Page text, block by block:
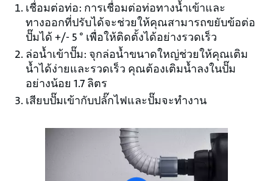
เชื่อมต่อท่อ: การเชื่อมต่อท่อทางน้ำเข้าและ
ทางออกที่ปรับได้จะช่วยให้คุณสามารถขยับข้อต่อ
ปั๊มได้ +/- 5 ° เพื่อให้ติดตั้งได้อย่างรวดเร็ว
ล่อน้ำเข้าปั๊ม: จุกล่อน้ำขนาดใหญ่ช่วยให้คุณเติม
น้ำได้ง่ายและรวดเร็ว คุณต้องเติมน้ำลงในปั๊ม
อย่างน้อย 1.7 ลิตร
เสียบปั๊มเข้ากับปลั๊กไฟและปั๊มจะทำงาน